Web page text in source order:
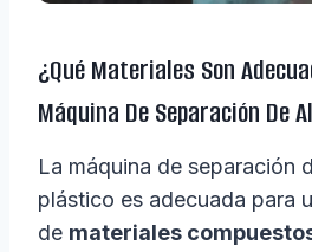
¿Qué Materiales Son
Máquina De Separación De
La máquina de separación
plástico es adecuada para
de materiales